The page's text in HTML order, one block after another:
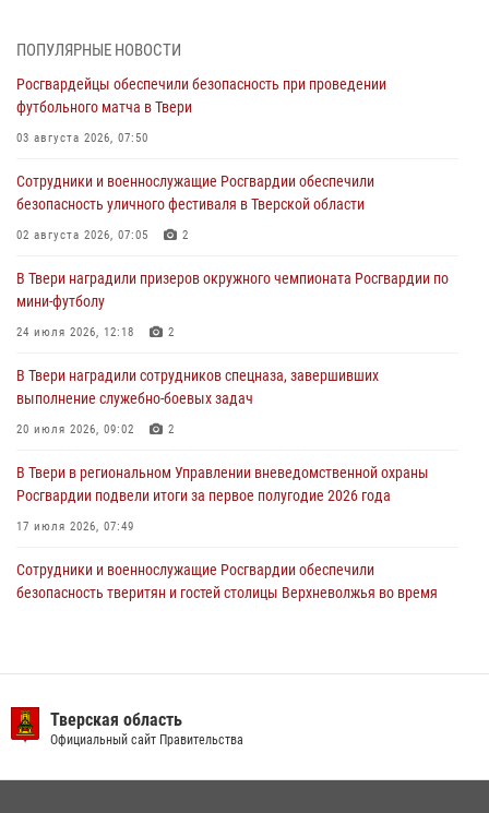
31 июля 2026, 05:42 4
Росгвардейцы в Твери приняли участие в молебне, посвященном
Дню Крещения Руси
28 июля 2026, 11:30
Сотрудники вневедомственной охраны совершили 250 выездов и
пресекли 20 правонарушений за неделю в Тверской области
27 июля 2026, 08:29
В Твери наградили призеров окружного чемпионата Росгвардии по
мини-футболу
24 июля 2026, 12:18 2
Росгвардейцы оказали помощь водителю на дороге в городе Кашин
22 июля 2026, 08:35
ПОПУЛЯРНЫЕ НОВОСТИ
Росгвардейцы обеспечили безопасность при проведении
футбольного матча в Твери
03 августа 2026, 07:50
Сотрудники и военнослужащие Росгвардии обеспечили
безопасность уличного фестиваля в Тверской области
02 августа 2026, 07:05 2
В Твери наградили призеров окружного чемпионата Росгвардии по
мини-футболу
24 июля 2026, 12:18 2
В Твери наградили сотрудников спецназа, завершивших
выполнение служебно-боевых задач
20 июля 2026, 09:02 2
В Твери в региональном Управлении вневедомственной охраны
Росгвардии подвели итоги за первое полугодие 2026 года
17 июля 2026, 07:49
Сотрудники и военнослужащие Росгвардии обеспечили
безопасность тверитян и гостей столицы Верхневолжья во время
10 июля 2026, 08:44 1
Тверская область
Официальный сайт Правительства